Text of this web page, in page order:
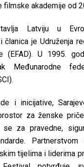
filmske akademije od
Latviju u
članica je Udruženja
(EFAD). U 1995.
Međunarodne
i inicijative,
za ženske
za pravedne,
Partnerstvom
tijelima i liderima